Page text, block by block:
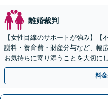
離婚裁判
【女性目線のサポートが強み】
謝料・養育費・財産分与など、幅
お気持ちに寄り添うことを大切に
も、まずはご相談ください。有利
料